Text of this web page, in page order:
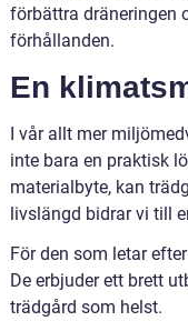
förbättra dräneringen
förhållanden.
En
I vår allt mer
inte bara en praktisk
materialbyte, kan
livslängd bidrar vi till
För den som letar
De erbjuder ett brett
trädgård som helst.